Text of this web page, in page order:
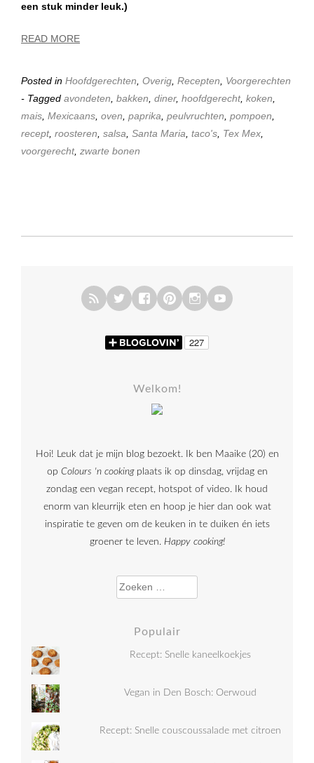
een stuk minder leuk.)
READ MORE
Posted in Hoofdgerechten, Overig, Recepten, Voorgerechten
- Tagged avondeten, bakken, diner, hoofdgerecht, koken,
mais, Mexicaans, oven, paprika, peulvruchten, pompoen,
recept, roosteren, salsa, Santa Maria, taco's, Tex Mex,
voorgerecht, zwarte bonen
Welkom!
Hoi! Leuk dat je mijn blog bezoekt. Ik ben Maaike (20) en
op Colours 'n cookingplaats ik op dinsdag, vrijdag en
zondag een vegan recept, hotspot of video. Ik houd
enorm van kleurrijk eten en hoop je hier dan ook wat
inspiratie te geven om de keuken in te duiken én iets
groener te leven. Happy cooking!
Zoeken naar:
Populair
Recept: Snelle kaneelkoekjes
Vegan in Den Bosch: Oerwoud
Recept: Snelle couscoussalade met citroen